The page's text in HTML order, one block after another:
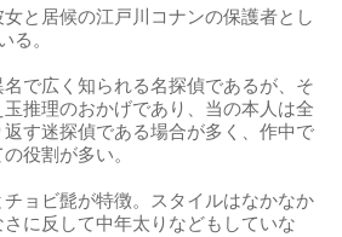
と居候の江戸川コナンの保護者とし
る。
名で広く知られる名探偵であるが、そ
推理のおかげであり、当の本人は全
返す迷探偵である場合が多く、作中で
役割が多い。
ョビ髭が特徴。スタイルはなかなか
に反して中年太りなどもしていな